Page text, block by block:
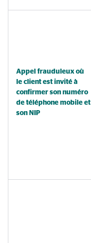
Appel frauduleux où
le client est invité à
confirmer son numéro
de téléphone mobile et
son NIP